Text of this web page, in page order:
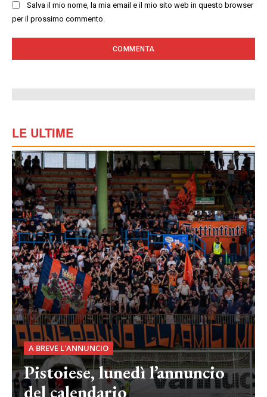
Salva il mio nome, la mia email e il mio sito web in questo browser
per il prossimo commento.
LE ULTIME
A BREVE L'ANNUNCIO
Pistoiese, lunedì l’annuncio
del calendario